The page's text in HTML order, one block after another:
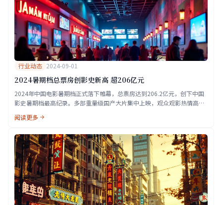
行业动态 2024-09-01
2024暑期档总票房创影史新高 超206亿元
2024年中国电影暑期档正式落下帷幕，总票房达到206.2亿元，创下中国
影史暑期档最高纪录。多部重量级国产大片集中上映，观众观影热情高
阅读更多